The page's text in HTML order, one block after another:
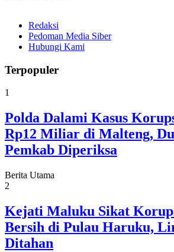
Redaksi
Pedoman Media Siber
Hubungi Kami
Terpopuler
1
Polda Dalami Kasus
Rp12 Miliar di Malteng,
Pemkab Diperiksa
Berita Utama
2
Kejati Maluku Sikat
Bersih di Pulau Haruku,
Ditahan